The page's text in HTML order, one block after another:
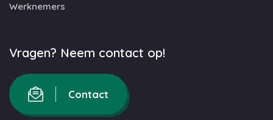
Werknemers
Vragen? Neem contact op!
Contact